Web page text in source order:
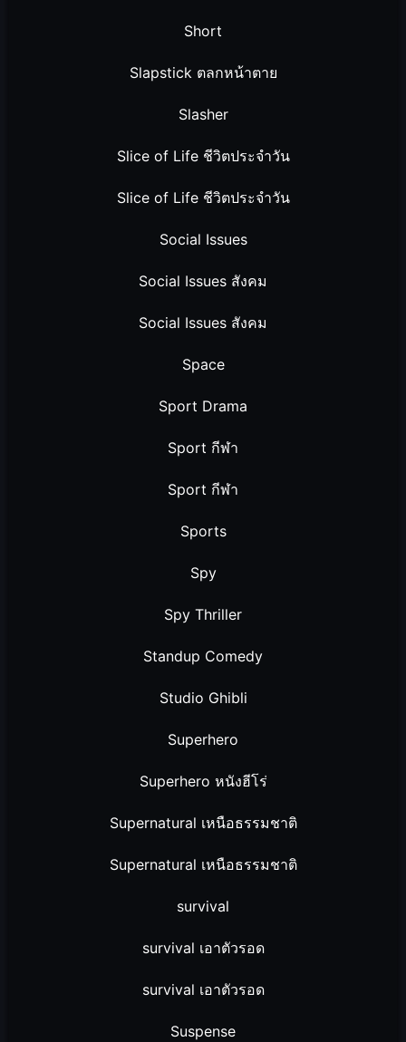
Short
Slapstick ตลกหน้าตาย
Slasher
Slice of Life ชีวิตประจำวัน
Slice of Life ชีวิตประจำวัน
Social Issues
Social Issues สังคม
Social Issues สังคม
Space
Sport Drama
Sport กีฬา
Sport กีฬา
Sports
Spy
Spy Thriller
Standup Comedy
Studio Ghibli
Superhero
Superhero หนังฮีโร่
Supernatural เหนือธรรมชาติ
Supernatural เหนือธรรมชาติ
survival
survival เอาตัวรอด
survival เอาตัวรอด
Suspense